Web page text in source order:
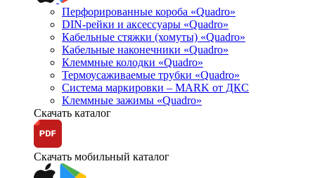
Перфорированные короба «Quadro»
DIN-рейки и аксессуары «Quadro»
Кабельные стяжки (хомуты) «Quadro»
Кабельные наконечники «Quadro»
Клеммные колодки «Quadro»
Термоусаживаемые трубки «Quadro»
Система маркировки – MARK от ДКС
Клеммные зажимы «Quadro»
Скачать каталог
Скачать мобильный каталог